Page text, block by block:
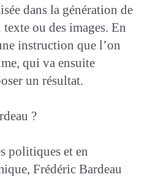
dans la génération de
ou des images. En
instruction que l’on
qui va ensuite
un résultat.
?
politiques et en
Frédéric Bardeau